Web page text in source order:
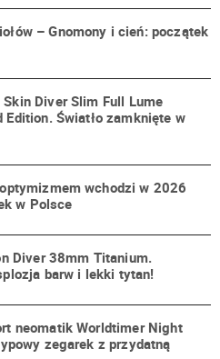
– Gnomony i cień: początek
Skin Diver Slim Full Lume
Światło zamknięte w
wchodzi w 2026
w Polsce
Diver 38mm Titanium.
barw i lekki tytan!
neomatik Worldtimer Night
zegarek z przydatną